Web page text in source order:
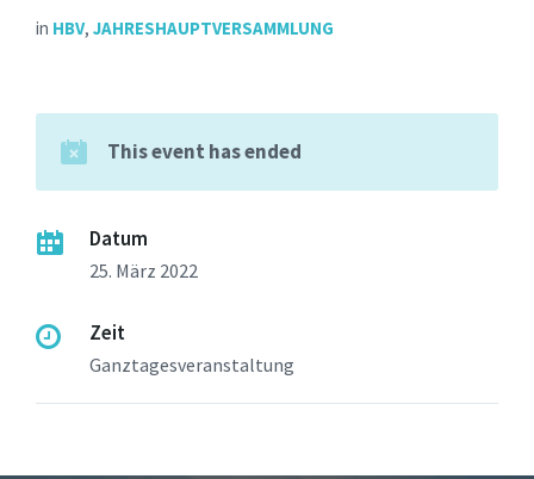
in HBV, JAHRESHAUPTVERSAMMLUNG
This event has ended
Datum
25. März 2022
Zeit
Ganztagesveranstaltung